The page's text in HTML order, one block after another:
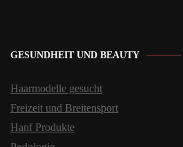
GESUNDHEIT UND BEAUTY
Haarmodelle gesucht
Freizeit und Breitensport
Hanf Produkte